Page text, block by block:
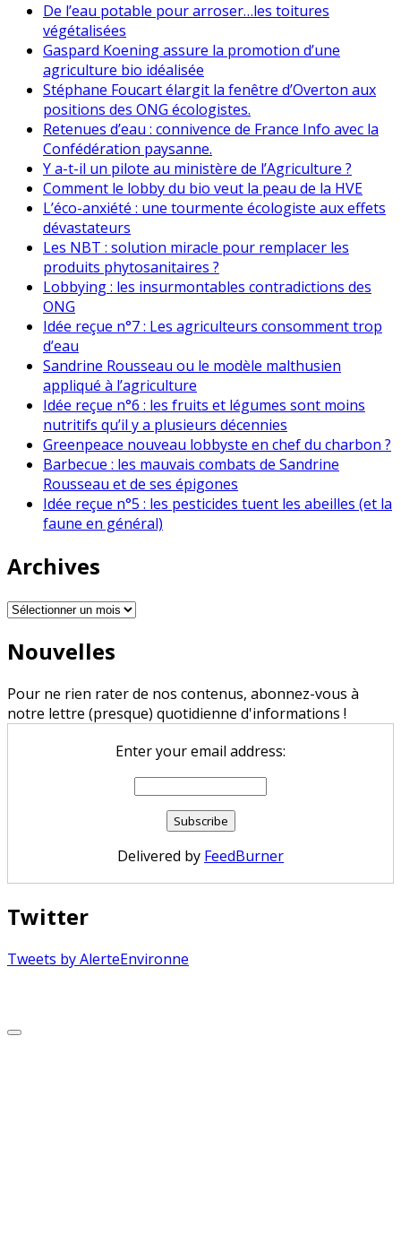
De l’eau potable pour arroser…les toitures
végétalisées
Gaspard Koening assure la promotion d’une
agriculture bio idéalisée
Stéphane Foucart élargit la fenêtre d’Overton aux
positions des ONG écologistes.
Retenues d’eau : connivence de France Info avec la
Confédération paysanne.
Y a-t-il un pilote au ministère de l’Agriculture ?
Comment le lobby du bio veut la peau de la HVE
L’éco-anxiété : une tourmente écologiste aux effets
dévastateurs
Les NBT : solution miracle pour remplacer les
produits phytosanitaires ?
Lobbying : les insurmontables contradictions des
ONG
Idée reçue n°7 : Les agriculteurs consomment trop
d’eau
Sandrine Rousseau ou le modèle malthusien
appliqué à l’agriculture
Idée reçue n°6 : les fruits et légumes sont moins
nutritifs qu’il y a plusieurs décennies
Greenpeace nouveau lobbyste en chef du charbon ?
Barbecue : les mauvais combats de Sandrine
Rousseau et de ses épigones
Idée reçue n°5 : les pesticides tuent les abeilles (et la
faune en général)
Archives
Archives
Nouvelles
Pour ne rien rater de nos contenus, abonnez-vous à
notre lettre (presque) quotidienne d'informations !
Enter your email address:
Delivered by FeedBurner
Twitter
Tweets by AlerteEnvironne
Scroll